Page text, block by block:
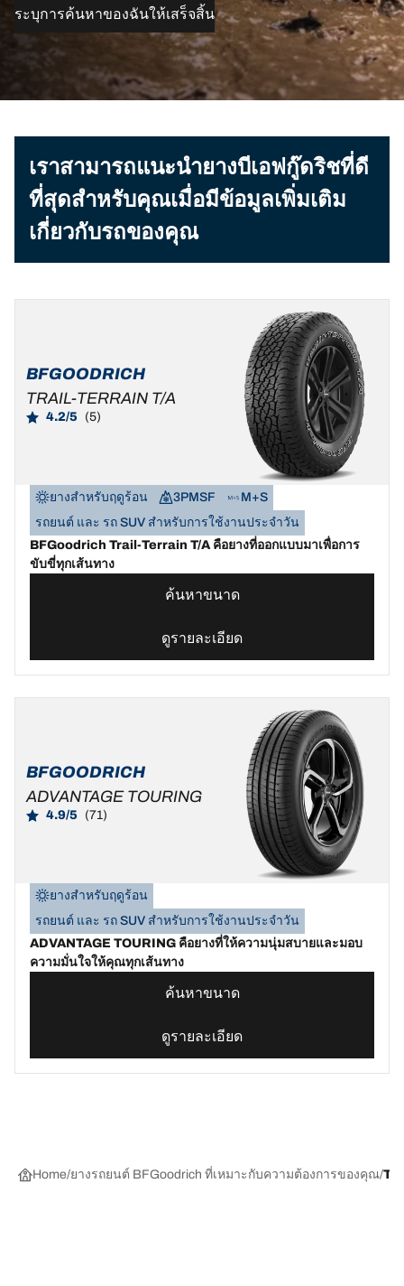
ระบุการค้นหาของฉันให้เสร็จสิ้น
เราสามารถแนะนำยางบีเอฟกู๊ดริชที่ดี
ที่สุดสำหรับคุณเมื่อมีข้อมูลเพิ่มเติม
เกี่ยวกับรถของคุณ
BFGOODRICH
TRAIL-TERRAIN T/A
4.2/5 (5)
ยางสำหรับฤดูร้อน 3PMSF
M+S
รถยนต์ และ รถ SUV สำหรับการใช้งานประจำวัน
BFGoodrich Trail-Terrain T/A คือยางที่ออกแบบมาเพื่อการ
ขับขี่ทุกเส้นทาง
ค้นหาขนาด
ดูรายละเอียด
BFGOODRICH
ADVANTAGE TOURING
4.9/5 (71)
ยางสำหรับฤดูร้อน
รถยนต์ และ รถ SUV สำหรับการใช้งานประจำวัน
ADVANTAGE TOURING คือยางที่ให้ความนุ่มสบายและมอบ
ความมั่นใจให้คุณทุกเส้นทาง
ค้นหาขนาด
ดูรายละเอียด
Home ยางรถยนต์ BFGoodrich ที่เหมาะกับความต้องการของคุณ